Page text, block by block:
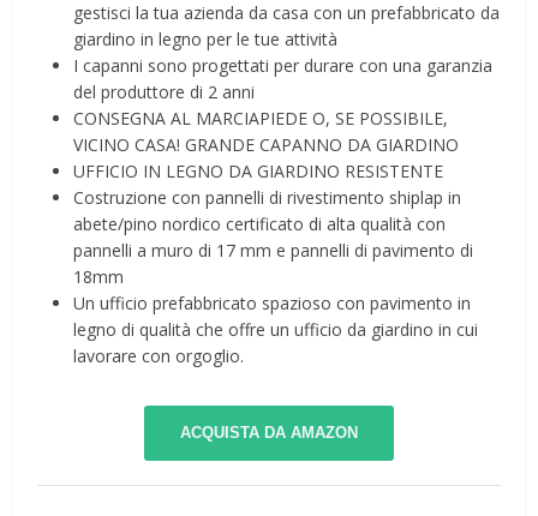
gestisci la tua azienda da casa con un prefabbricato da
giardino in legno per le tue attività
I capanni sono progettati per durare con una garanzia
del produttore di 2 anni
CONSEGNA AL MARCIAPIEDE O, SE POSSIBILE,
VICINO CASA! GRANDE CAPANNO DA GIARDINO
UFFICIO IN LEGNO DA GIARDINO RESISTENTE
Costruzione con pannelli di rivestimento shiplap in
abete/pino nordico certificato di alta qualità con
pannelli a muro di 17 mm e pannelli di pavimento di
18mm
Un ufficio prefabbricato spazioso con pavimento in
legno di qualità che offre un ufficio da giardino in cui
lavorare con orgoglio.
ACQUISTA DA AMAZON